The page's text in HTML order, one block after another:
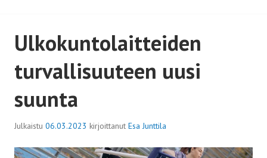
Ulkokuntolaitteiden
turvallisuuteen uusi
suunta
Julkaistu 06.03.2023 kirjoittanut Esa Junttila